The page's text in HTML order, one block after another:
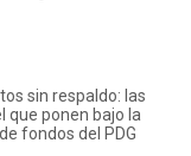
sin respaldo: las
que ponen bajo la
fondos del PDG